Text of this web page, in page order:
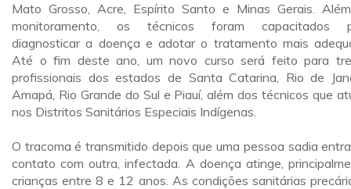
Mato Grosso, Acre, Espírito Santo e Minas Gerais.
monitoramento, os técnicos foram capacitados
diagnosticar a doença e adotar o tratamento mais
Até o fim deste ano, um novo curso será feito para
profissionais dos estados de Santa Catarina, Rio de
Amapá, Rio Grande do Sul e Piauí, além dos técnicos que
nos Distritos Sanitários Especiais Indígenas.
O tracoma é transmitido depois que uma pessoa sadia
contato com outra, infectada. A doença atinge,
crianças entre 8 e 12 anos. As condições sanitárias